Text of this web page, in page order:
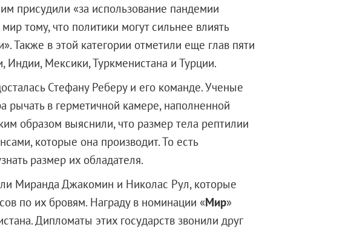
присудили «за использование пандемии
тому, что политики могут сильнее влиять
Также в этой категории отметили еще глав пяти
Индии, Мексики, Туркменистана и Турции.
Стефану Реберу и его команде. Ученые
рычать в герметичной камере, наполненной
образом выяснили, что размер тела рептилии
которые она производит. То есть
размер их обладателя.
Миранда Джакомин и Николас Рул, которые
по их бровям. Награду в номинации «Мир»
Дипломаты этих государств звонили друг